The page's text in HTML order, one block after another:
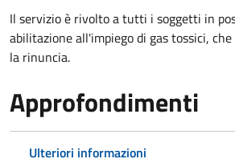
Il servizio è rivolto a tutti i soggetti in
abilitazione all'impiego di gas tossici,
la rinuncia.
Approfondimenti
Ulteriori informazioni